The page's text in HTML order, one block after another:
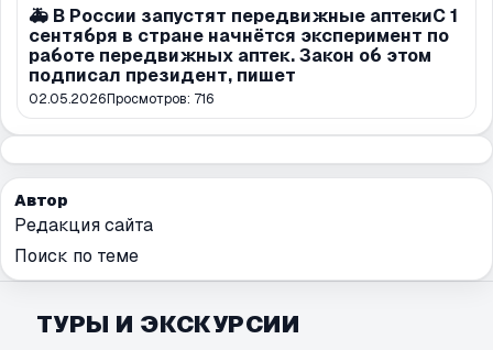
🚑 В России запустят передвижные аптекиС 1
сентября в стране начнётся эксперимент по
работе передвижных аптек. Закон об этом
подписал президент, пишет
02.05.2026Просмотров: 716
Автор
Редакция сайта
Поиск по теме
ТУРЫ И ЭКСКУРСИИ